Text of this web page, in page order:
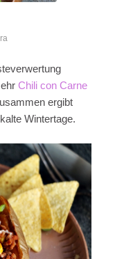
Chili con Carne
ergibt
Wintertage.